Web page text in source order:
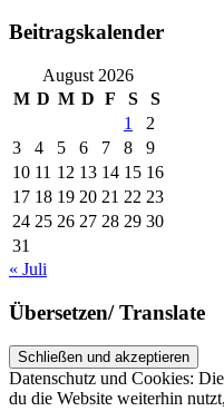
Beitragskalender
August 2026
M D M D F S
S
1
2
3
4 5 6 7 8
9
10 11 12 13 14 15 16
17 18 19 20 21 22 23
24 25 26 27 28 29 30
31
« Juli
Übersetzen/ Translate
Datenschutz und Cookies:
du die Website weiterhin